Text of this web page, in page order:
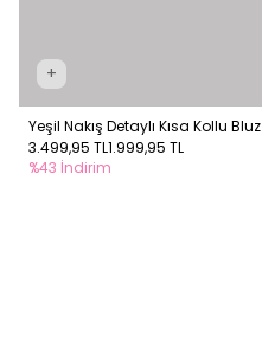
+
Yeşil Nakış Detaylı Kısa Kollu Bluz
3.499,95 TL1.999,95 TL
%43 İndirim